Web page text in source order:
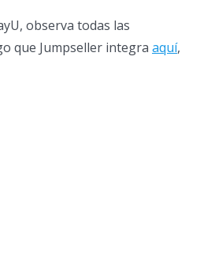
observa todas las
que Jumpseller integra aquí,